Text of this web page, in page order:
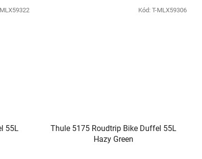
55L
Thule 5175 Roudtrip Bike Duffel 55L
Hazy Green
Kód: T-MLX59306